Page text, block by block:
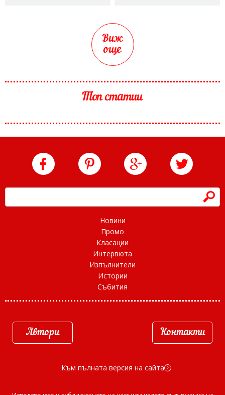
Виж
още
Топ статии
h
Новини
Промо
Класации
Интервюта
Изпълнители
Истории
Събития
Автори Контакти
Към пълната версия на сайта d